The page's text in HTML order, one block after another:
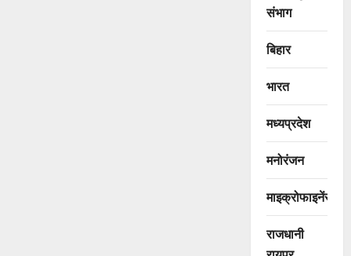
संभाग
बिहार
भारत
मध्यप्रदेश
मनोरंजन
माइक्रोफाइनेंस
राजधानी